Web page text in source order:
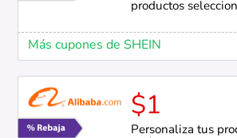
productos
Más cupones de SHEIN
$1
Personaliza tus